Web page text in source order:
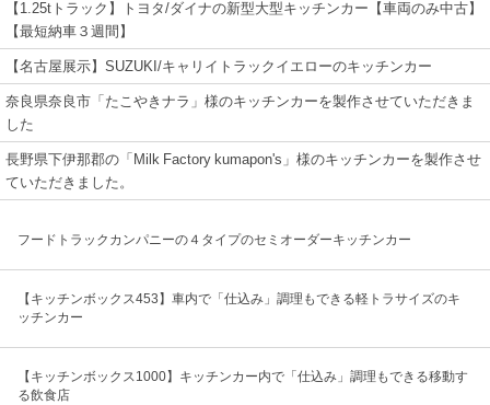
【1.25tトラック】トヨタ/ダイナの新型大型キッチンカー【車両のみ中古】
【最短納車３週間】
【名古屋展示】SUZUKI/キャリイトラックイエローのキッチンカー
奈良県奈良市「たこやきナラ」様のキッチンカーを製作させていただきま
した
長野県下伊那郡の「Milk Factory kumapon's」様のキッチンカーを製作させ
ていただきました。
フードトラックカンパニーの４タイプのセミオーダーキッチンカー
【キッチンボックス453】車内で「仕込み」調理もできる軽トラサイズのキ
ッチンカー
【キッチンボックス1000】キッチンカー内で「仕込み」調理もできる移動す
る飲食店